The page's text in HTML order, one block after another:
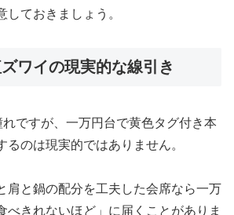
ておきましょう。
ワイの現実的な線引き
れですが、一万円台で黄色タグ付き本
るのは現実的ではありません。
肩と鍋の配分を工夫した会席なら一万
べきれないほど」に届くことがありま